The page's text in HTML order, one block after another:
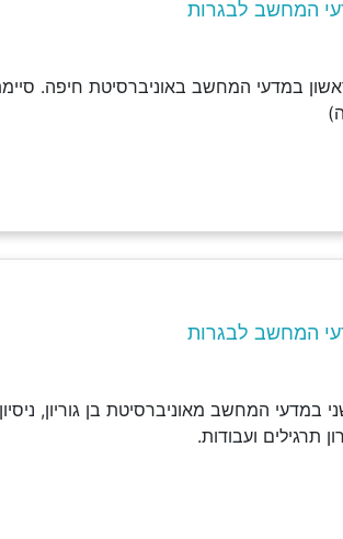
המחשב לבגרות
המחשב לבגרות
במדעי המחשב מאוניברסיטת בן גוריון,
תרגילים ועבודות.